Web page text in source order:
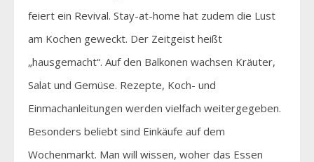
feiert ein Revival. Stay-at-home hat zudem die Lust
am Kochen geweckt. Der Zeitgeist heißt
„hausgemacht“. Auf den Balkonen wachsen Kräuter,
Salat und Gemüse. Rezepte, Koch- und
Einmachanleitungen werden vielfach weitergegeben.
Besonders beliebt sind Einkäufe auf dem
Wochenmarkt. Man will wissen, woher das Essen